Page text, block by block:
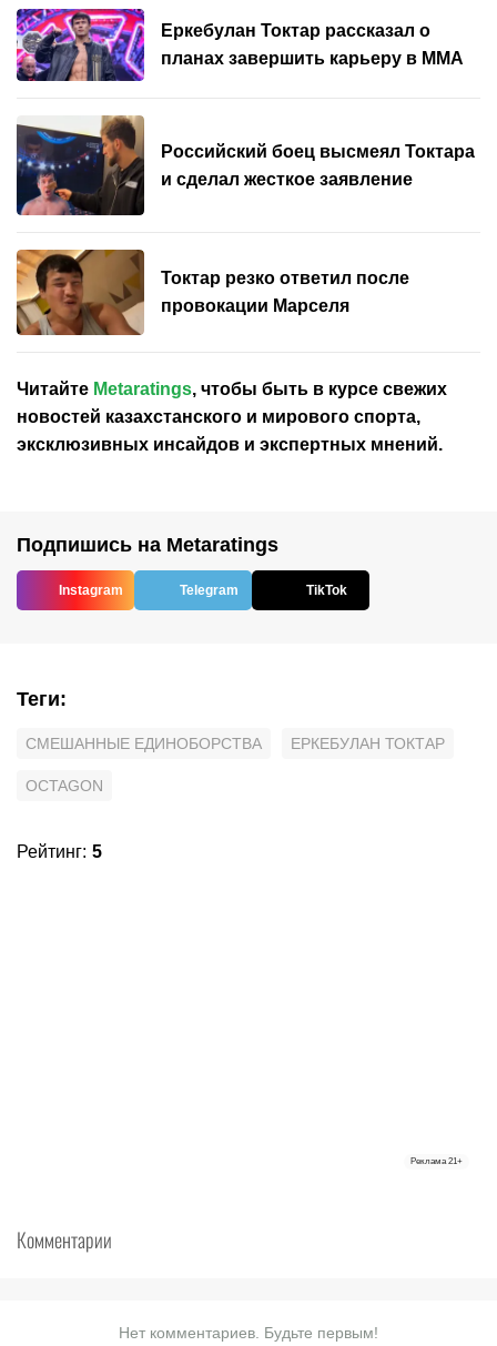
Еркебулан Токтар рассказал о
планах завершить карьеру в ММА
Российский боец высмеял Токтара
и сделал жесткое заявление
Токтар резко ответил после
провокации Марселя
Читайте Metaratings, чтобы быть в курсе свежих
новостей казахстанского и мирового спорта,
эксклюзивных инсайдов и экспертных мнений.
Подпишись на Metaratings
Instagram Telegram TikTok
Теги:
СМЕШАННЫЕ ЕДИНОБОРСТВА ЕРКЕБУЛАН ТОКТАР
OCTAGON
Рейтинг: 5
Реклама 21+
Комментарии
Нет комментариев. Будьте первым!